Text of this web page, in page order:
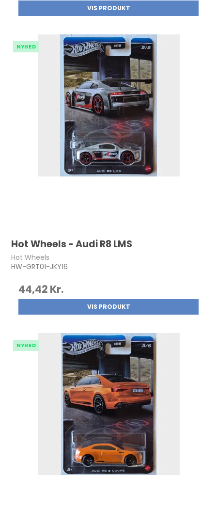
VIS PRODUKT
NYHED
Hot Wheels - Audi R8 LMS
Hot Wheels
HW-GRT01-JKY16
44,42 Kr.
VIS PRODUKT
NYHED